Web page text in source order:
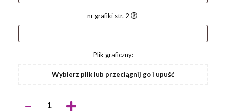
nr grafiki str. 2
Plik graficzny:
Wybierz plik lub przeciągnij go i upuść
Ołówek